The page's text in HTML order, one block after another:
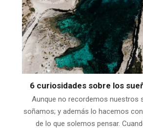
6 curiosidades sobre los
Aunque no recordemos nuestros
soñamos; y además lo hacemos
de lo que solemos pensar.